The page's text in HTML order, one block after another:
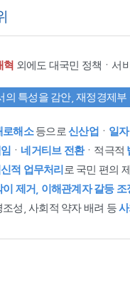
혁 외에도 대국민 정책ㆍ서
의 특성을 감안, 재정경제
로해소등으로 신산업 ㆍ 일
ㆍ 네거티브 전환ㆍ적극적
적 업무처리 로 국민 편의
이 제거, 이해관계자 갈등 조
성, 사회적 약자 배려 등